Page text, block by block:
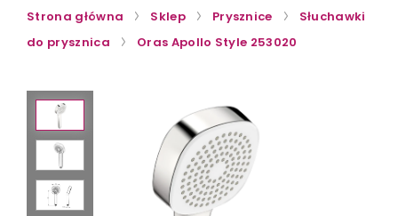
Strona główna Sklep Prysznice
Słuchawki
do prysznica
Oras Apollo Style 253020